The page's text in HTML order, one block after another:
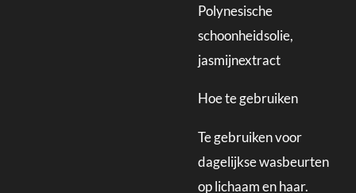
Polynesische
schoonheidsolie,
jasmijnextract
Hoe te gebruiken
Te gebruiken voor
dagelijkse wasbeurten
op lichaam en haar.